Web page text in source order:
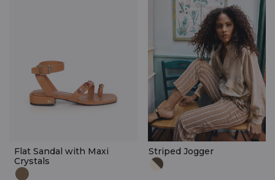
Flat Sandal with Maxi
Crystals
Striped Jogger